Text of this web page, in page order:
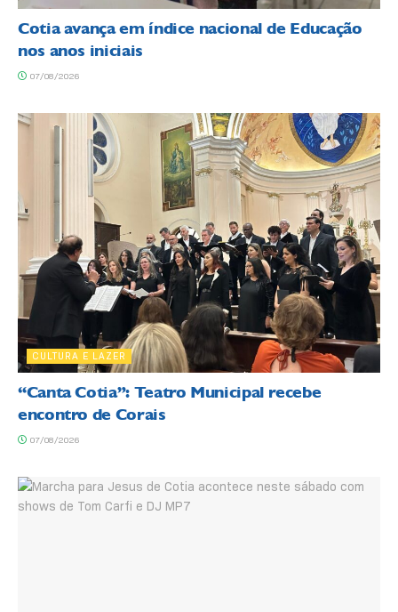
Cotia avança em índice nacional de Educação
nos anos iniciais
07/08/2026
CULTURA E LAZER
“Canta Cotia”: Teatro Municipal recebe
encontro de Corais
07/08/2026